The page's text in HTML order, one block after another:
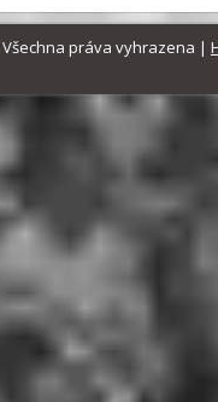
Všechna práva vyhrazena |